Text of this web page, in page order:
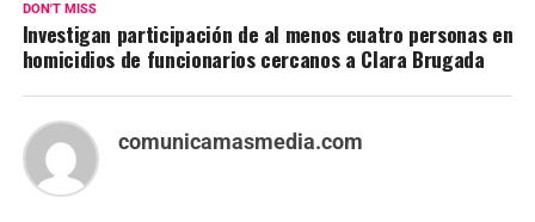
DON'T MISS
Investigan participación de al menos cuatro personas en
homicidios de funcionarios cercanos a Clara Brugada
comunicamasmedia.com